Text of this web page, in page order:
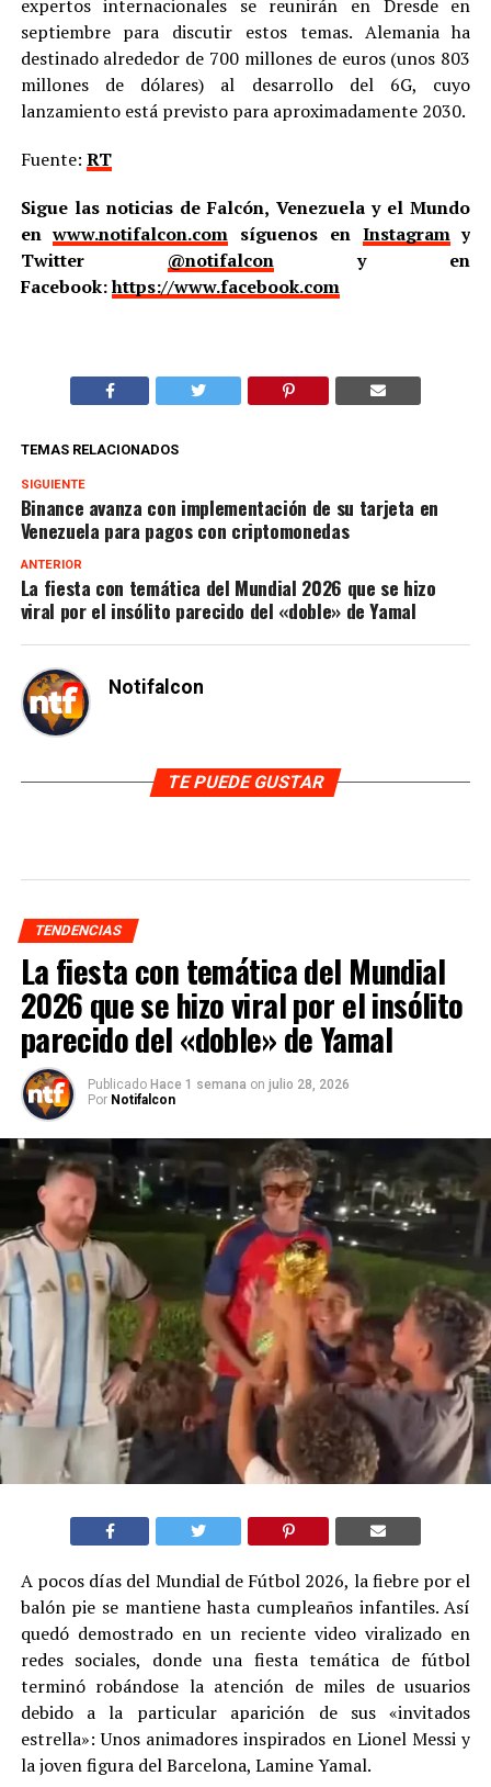
expertos internacionales se reunirán en Dresde en
septiembre para discutir estos temas. Alemania ha
destinado alrededor de 700 millones de euros (unos 803
millones de dólares) al desarrollo del 6G, cuyo
lanzamiento está previsto para aproximadamente 2030.
Fuente: RT
Sigue las noticias de Falcón, Venezuela y el Mundo
enwww.notifalcon.com síguenos en Instagramy
Twitter @notifalcony en
Facebook:https://www.facebook.com
TEMAS RELACIONADOS
SIGUIENTE
Binance avanza con implementación de su tarjeta en
Venezuela para pagos con criptomonedas
ANTERIOR
La fiesta con temática del Mundial 2026 que se hizo
viral por el insólito parecido del «doble» de Yamal
Notifalcon
TE PUEDE GUSTAR
TENDENCIAS
La fiesta con temática del Mundial
2026 que se hizo viral por el insólito
parecido del «doble» de Yamal
Publicado Hace 1 semana on julio 28, 2026
Por Notifalcon
A pocos días del Mundial de Fútbol 2026, la fiebre por el
balón pie se mantiene hasta cumpleaños infantiles. Así
quedó demostrado en un reciente video viralizado en
redes sociales, donde una fiesta temática de fútbol
terminó robándose la atención de miles de usuarios
debido a la particular aparición de sus «invitados
estrella»: Unos animadores inspirados en Lionel Messi y
la joven figura del Barcelona, Lamine Yamal.